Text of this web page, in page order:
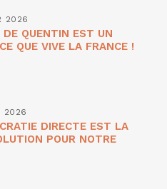
2026
QUENTIN EST UN
QUE VIVE LA FRANCE !
2026
DIRECTE EST LA
POUR NOTRE